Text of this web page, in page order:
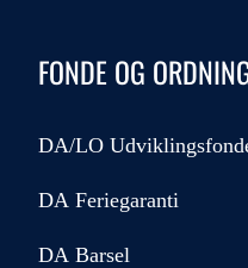
FONDE OG
DA/LO
DA Feriegaranti
DA Barsel